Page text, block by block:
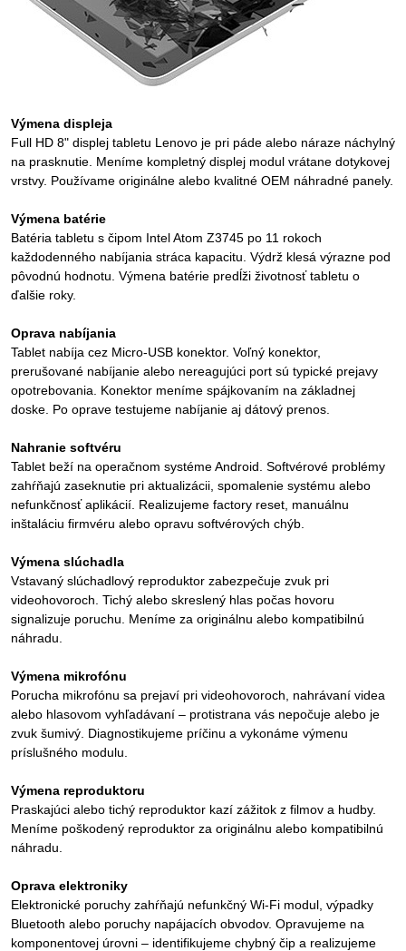
Výmena displeja
Full HD 8" displej tabletu Lenovo je pri páde alebo náraze náchylný
na prasknutie. Meníme kompletný displej modul vrátane dotykovej
vrstvy. Používame originálne alebo kvalitné OEM náhradné panely.
Výmena batérie
Batéria tabletu s čipom Intel Atom Z3745 po 11 rokoch
každodenného nabíjania stráca kapacitu. Výdrž klesá výrazne pod
pôvodnú hodnotu. Výmena batérie predĺži životnosť tabletu o
ďalšie roky.
Oprava nabíjania
Tablet nabíja cez Micro-USB konektor. Voľný konektor,
prerušované nabíjanie alebo nereagujúci port sú typické prejavy
opotrebovania. Konektor meníme spájkovaním na základnej
doske. Po oprave testujeme nabíjanie aj dátový prenos.
Nahranie softvéru
Tablet beží na operačnom systéme Android. Softvérové problémy
zahŕňajú zaseknutie pri aktualizácii, spomalenie systému alebo
nefunkčnosť aplikácií. Realizujeme factory reset, manuálnu
inštaláciu firmvéru alebo opravu softvérových chýb.
Výmena slúchadla
Vstavaný slúchadlový reproduktor zabezpečuje zvuk pri
videohovoroch. Tichý alebo skreslený hlas počas hovoru
signalizuje poruchu. Meníme za originálnu alebo kompatibilnú
náhradu.
Výmena mikrofónu
Porucha mikrofónu sa prejaví pri videohovoroch, nahrávaní videa
alebo hlasovom vyhľadávaní – protistrana vás nepočuje alebo je
zvuk šumivý. Diagnostikujeme príčinu a vykonáme výmenu
príslušného modulu.
Výmena reproduktoru
Praskajúci alebo tichý reproduktor kazí zážitok z filmov a hudby.
Meníme poškodený reproduktor za originálnu alebo kompatibilnú
náhradu.
Oprava elektroniky
Elektronické poruchy zahŕňajú nefunkčný Wi-Fi modul, výpadky
Bluetooth alebo poruchy napájacích obvodov. Opravujeme na
komponentovej úrovni – identifikujeme chybný čip a realizujeme